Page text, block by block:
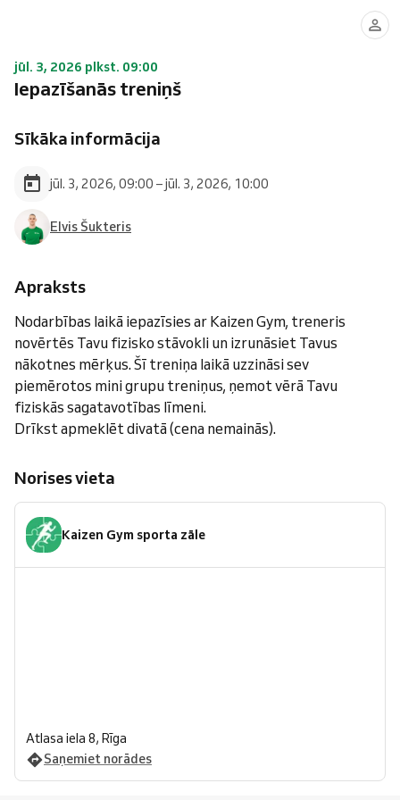
jūl. 3, 2026 plkst. 09:00
Iepazīšanās treniņš
Sīkāka informācija
jūl. 3, 2026, 09:00 – jūl. 3, 2026, 10:00
Elvis Šukteris
Apraksts
Nodarbības laikā iepazīsies ar Kaizen Gym, treneris
novērtēs Tavu fizisko stāvokli un izrunāsiet Tavus
nākotnes mērķus. Šī treniņa laikā uzzināsi sev
piemērotos mini grupu treniņus, ņemot vērā Tavu
fiziskās sagatavotības līmeni.
Drīkst apmeklēt divatā (cena nemainās).
Norises vieta
Kaizen Gym sporta zāle
Atlasa iela 8, Rīga
Saņemiet norādes